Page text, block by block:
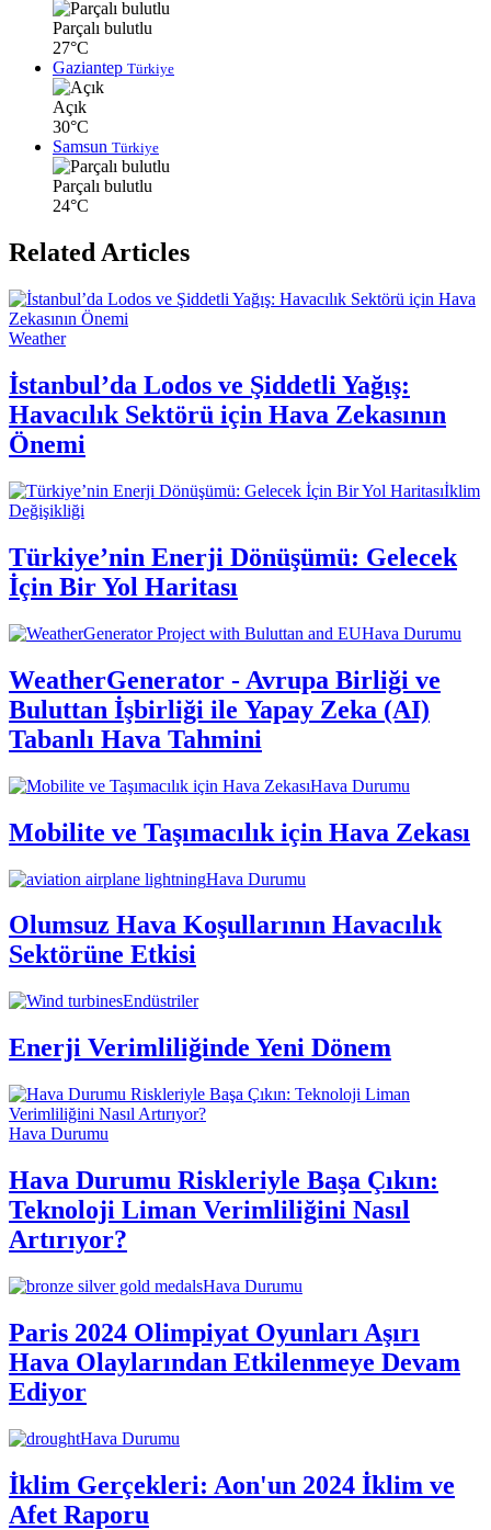
Parçalı bulutlu
27°C
Gaziantep Türkiye
Açık
30°C
Samsun Türkiye
Parçalı bulutlu
24°C
Related Articles
Weather
İstanbul’da Lodos ve Şiddetli Yağış:
Havacılık Sektörü için Hava Zekasının
Önemi
İklim
Değişikliği
Türkiye’nin Enerji Dönüşümü: Gelecek
İçin Bir Yol Haritası
Hava Durumu
WeatherGenerator - Avrupa Birliği ve
Buluttan İşbirliği ile Yapay Zeka (AI)
Tabanlı Hava Tahmini
Hava Durumu
Mobilite ve Taşımacılık için Hava Zekası
Hava Durumu
Olumsuz Hava Koşullarının Havacılık
Sektörüne Etkisi
Endüstriler
Enerji Verimliliğinde Yeni Dönem
Hava Durumu
Hava Durumu Riskleriyle Başa Çıkın:
Teknoloji Liman Verimliliğini Nasıl
Artırıyor?
Hava Durumu
Paris 2024 Olimpiyat Oyunları Aşırı
Hava Olaylarından Etkilenmeye Devam
Ediyor
Hava Durumu
İklim Gerçekleri: Aon'un 2024 İklim ve
Afet Raporu